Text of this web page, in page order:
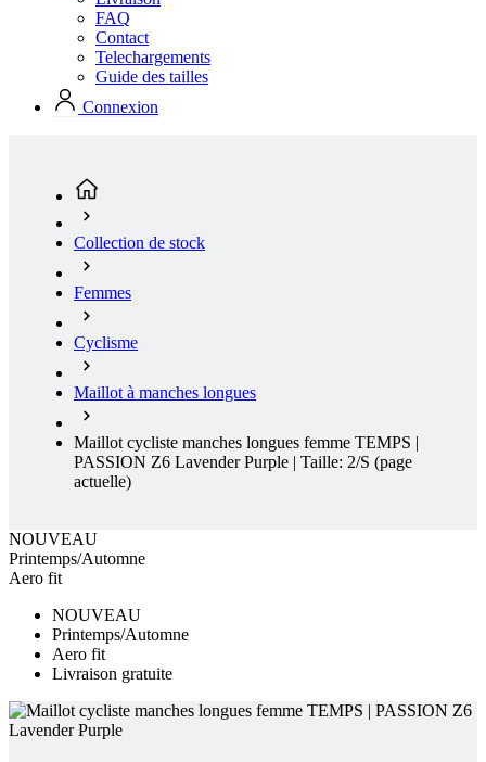
FAQ
Contact
Telechargements
Guide des tailles
Connexion
Collection de stock
Femmes
Cyclisme
Maillot à manches longues
Maillot cycliste manches longues femme TEMPS |
PASSION Z6 Lavender Purple | Taille: 2/S (page
actuelle)
NOUVEAU
Printemps/Automne
Aero fit
NOUVEAU
Printemps/Automne
Aero fit
Livraison gratuite